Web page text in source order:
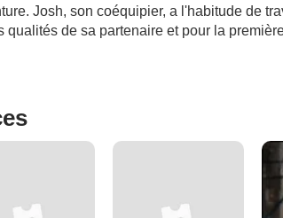
Josh, son coéquipier, a l'habitude de
qualités de sa partenaire et pour la